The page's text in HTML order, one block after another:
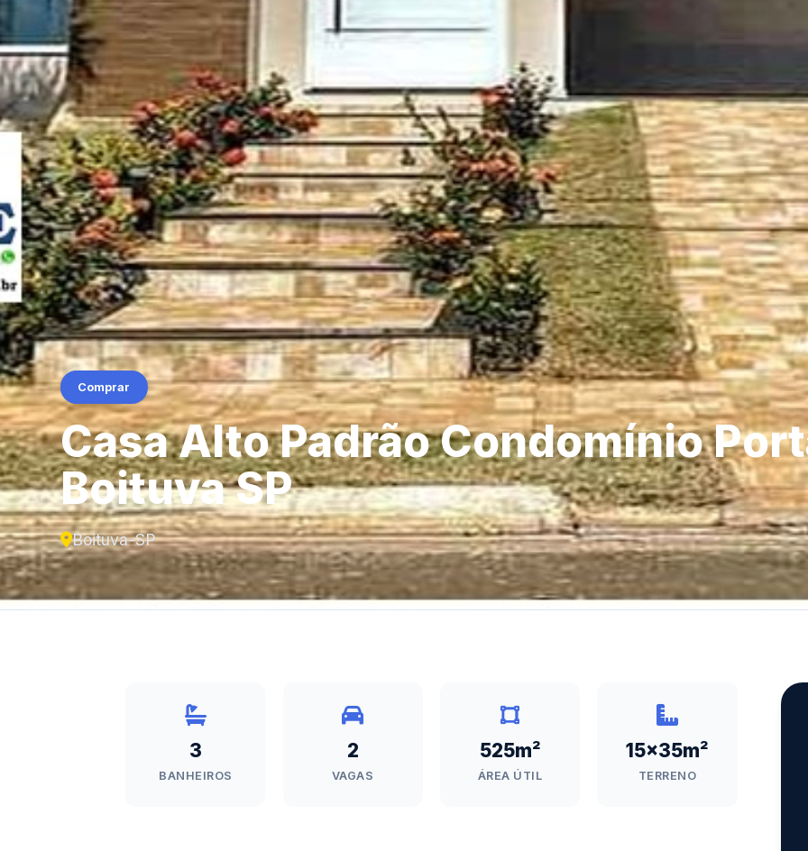
Comprar
Casa Alto Padrão Condomínio
Boituva SP
Boituva-SP
3
BANHEIROS
2
VAGAS
525m²
ÁREA ÚTIL
15x35m²
TERRENO